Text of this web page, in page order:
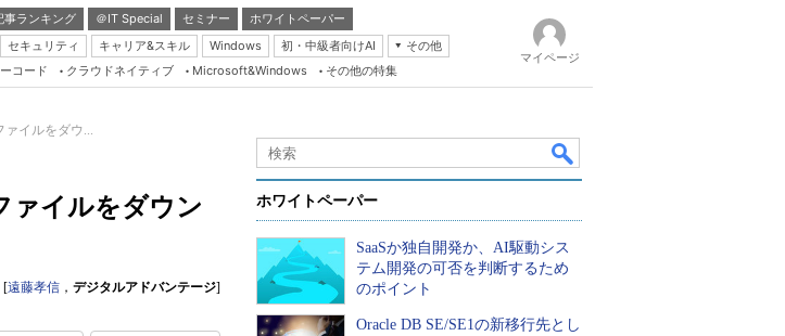
事ランキング ＠IT Special セミナー
ホワイトペーパー
セキュリティ キャリア&スキル Windows 初・中級者向けAI
その他
Server & Storage
Java Agile
Database Expert
Linux ＆ OSS
Master of IP Network
コード クラウドネイティブ Microsoft&Windows その他の特集
マイページ
イルをダウ...
ァイルをダウン
[遠藤孝信 ， デジタルアドバンテージ]
ホワイトペーパー
SaaSか独自開発か、AI駆動シス
テム開発の可否を判断するため
のポイント
Oracle DB SE/SE1の新移行先とし